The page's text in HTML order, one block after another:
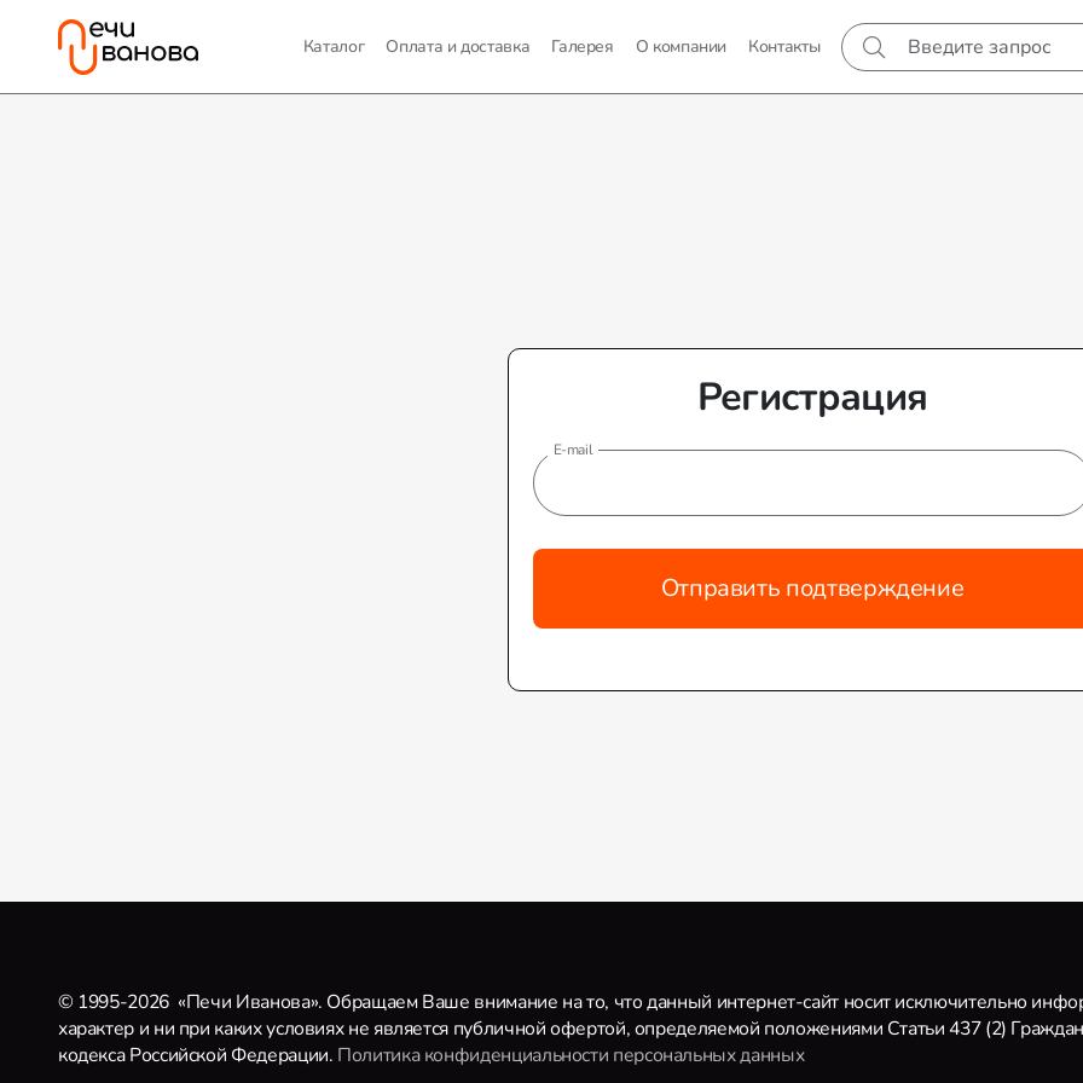
Каталог Оплата и доставка Галерея О компании Контакты
Регистрация
E-mail
Отправить подтверждение
© 1995-2026 «Печи Иванова». Обращаем Ваше внимание на то, что данный интернет-сайт носит исключительно
характер и ни при каких условиях не является публичной офертой, определяемой положениями Статьи 437 (2)
кодекса Российской Федерации. Политика конфиденциальности персональных данных